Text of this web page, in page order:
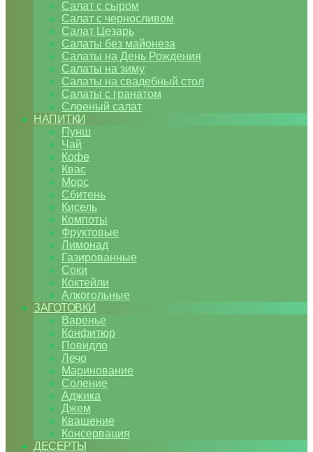
Салат с сыром
Салат с черносливом
Салат Цезарь
Салаты без майонеза
Салаты на День Рождения
Салаты на зиму
Салаты на свадебный стол
Салаты с гранатом
Слоеный салат
НАПИТКИ
Пунш
Чай
Кофе
Квас
Морс
Сбитень
Кисель
Компоты
Фруктовые
Лимонад
Газированные
Соки
Коктейли
Алкогольные
ЗАГОТОВКИ
Варенье
Конфитюр
Повидло
Лечо
Маринование
Соление
Аджика
Джем
Квашение
Консервация
ДЕСЕРТЫ